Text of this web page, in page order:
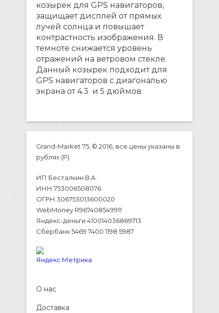
козырек для GPS навигаторов,
защищает дисплей от прямых
лучей солнца и повышает
контрастность изображения. В
темноте снижается уровень
отражений на ветровом стекле.
Данный козырек подходит для
GPS навигаторов с диагональю
экрана от 4.3 и 5 дюймов.
Grand-Market 75, © 2016, все цены указаны в
рублях (P)
ИП Бесталкин В.А.
ИНН 753006508076
ОГРН 306753013600020
WebMoney R967408549911
Яндекс-деньги 410014036869713
Сбербанк 5469 7400 1198 5987
О нас
Доставка